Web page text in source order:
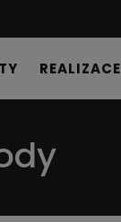
REALIZACE